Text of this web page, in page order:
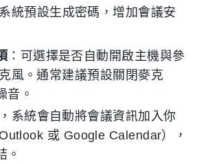
統預設生成密碼，增加會議安
：可選擇是否自動開啟主機與參
風。通常建議預設關閉麥克
音。
，系統會自動將會議資訊加入你
或 Google Calendar），
。